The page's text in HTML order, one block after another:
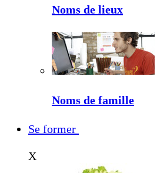
Noms de lieux
Noms de famille
Se former
X